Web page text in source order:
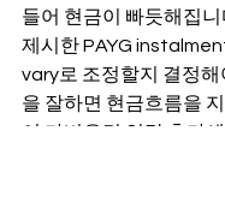
들어 현금이 빠듯해집
제시한 PAYG
vary로 조정할지 결정해
을 잘하면 현금흐름을
이 가벼우면 연말 추가